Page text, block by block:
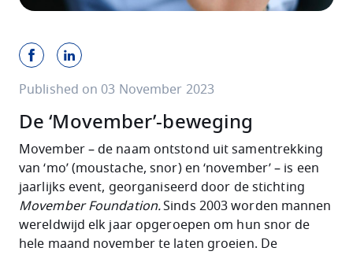
Published on 03 November 2023
De ‘Movember’-beweging
Movember – de naam ontstond uit samentrekking
van ‘mo’ (moustache, snor) en ‘november’ – is een
jaarlijks event, georganiseerd door de stichting
Movember Foundation.Sinds 2003 worden mannen
wereldwijd elk jaar opgeroepen om hun snor de
hele maand november te laten groeien. De